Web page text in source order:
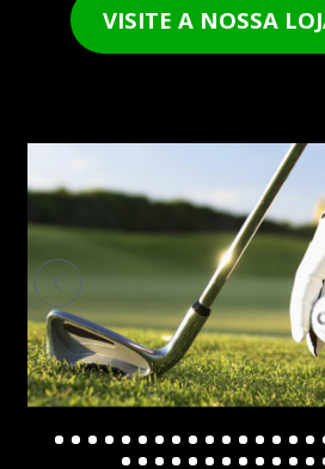
VISITE A NOSSA